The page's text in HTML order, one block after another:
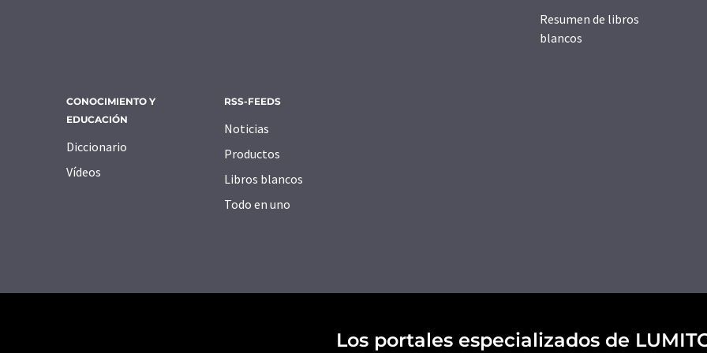
Resumen de libros
blancos
CONOCIMIENTO Y
EDUCACIÓN
Diccionario
Vídeos
RSS-FEEDS
Noticias
Productos
Libros blancos
Todo en uno
Los portales especializados de